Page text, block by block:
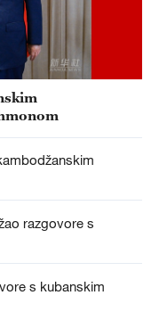
razgovore s
s kubanskim